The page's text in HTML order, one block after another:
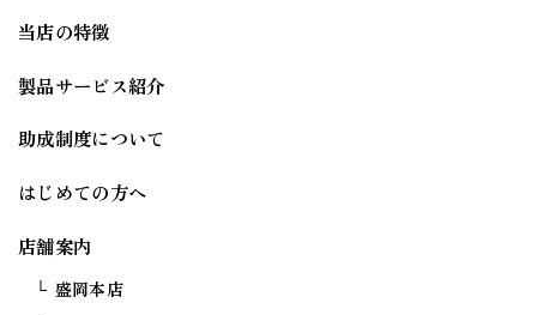
当店の特徴
製品サービス紹介
助成制度について
はじめての方へ
店舗案内
盛岡本店